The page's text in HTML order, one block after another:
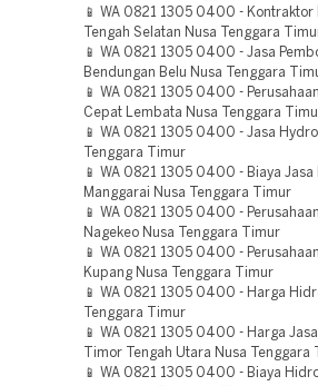
📱 WA 0821 1305 0400 -
Tengah Selatan Nusa Tenggara
📱 WA 0821 1305 0400 - Jasa
Bendungan Belu Nusa Tenggara
📱 WA 0821 1305 0400 -
Cepat Lembata Nusa Tenggara
📱 WA 0821 1305 0400 - Jasa
Tenggara Timur
📱 WA 0821 1305 0400 - Biaya
Manggarai Nusa Tenggara Timur
📱 WA 0821 1305 0400 -
Nagekeo Nusa Tenggara Timur
📱 WA 0821 1305 0400 -
Kupang Nusa Tenggara Timur
📱 WA 0821 1305 0400 - Harga
Tenggara Timur
📱 WA 0821 1305 0400 - Harga
Timor Tengah Utara Nusa Tenggara
📱 WA 0821 1305 0400 - Biaya